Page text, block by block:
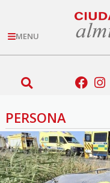
MENU
PERSONA